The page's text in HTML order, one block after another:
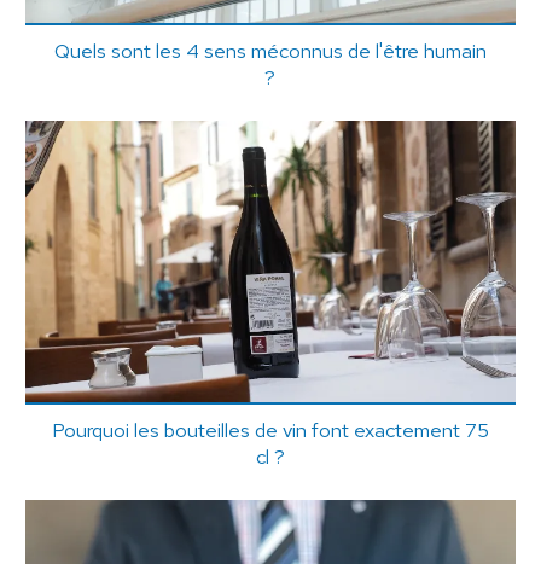
Quels sont les 4 sens méconnus de l'être humain
?
Pourquoi les bouteilles de vin font exactement 75
cl ?